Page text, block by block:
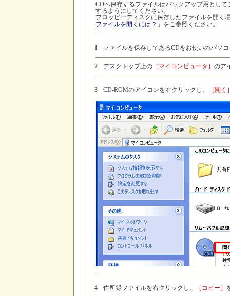
CDへ保存するファイルはバックアップ用とし
するようにしてください。
フロッピーディスクに保存したファイルを開く
ファイルを開くには？ 」をご参照ください。
1 ファイルを保存してあるCDをお使いのパソ
2 デスクトップ上の ［マイコンピュータ］ のア
3 CD-ROMのアイコンを右クリックし、 ［開く
4 住所録ファイルを右クリックし、 ［コピー］